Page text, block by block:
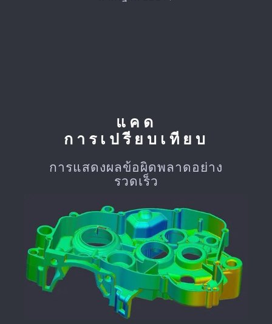
แคด
การเปรียบเทียบ
การแสดงผลข้อผิดพลาดอย่าง
รวดเร็ว